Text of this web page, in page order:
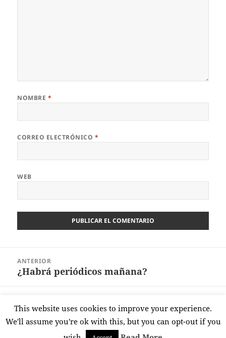
NOMBRE *
CORREO ELECTRÓNICO *
WEB
entradas
ANTERIOR
Entrada
¿Habrá periódicos mañana?
Entrada
siguiente:
También hoy es un día morado
This website uses cookies to improve your experience.
We'll assume you're ok with this, but you can opt-out if you